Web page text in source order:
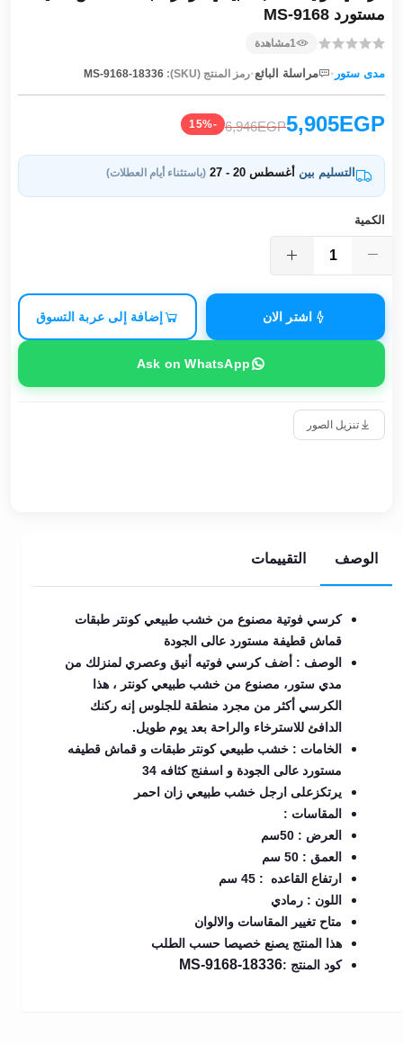
مستورد MS-9168
1مشاهدة
مدى ستور · مراسلة البائع·رمز المنتج (SKU): MS-9168-18336
5,905EGP
6,946EGP
-15%
التسليم بين أغسطس 20 - 27 (باستثناء أيام العطلات)
الكمية
اشتر الان إضافة إلى عربة التسوق
Ask on WhatsApp
تنزيل الصور
الوصف التقييمات
كرسي فوتية مصنوع من خشب طبيعي كونتر طبقات
قماش قطيفة مستورد عالى الجودة
الوصف : أضف كرسي فوتيه أنيق وعصري لمنزلك من
مدي ستور، مصنوع من خشب طبيعي كونتر ، هذا
الكرسي أكثر من مجرد منطقة للجلوس إنه ركنك
الدافئ للاسترخاء والراحة بعد يوم طويل.
الخامات : خشب طبيعي كونتر طبقات و قماش قطيفه
مستورد عالى الجودة و اسفنج كثافه 34
يرتكزعلى ارجل خشب طبيعي زان احمر
المقاسات :
العرض : 50سم
العمق : 50 سم
ارتفاع القاعده : 45 سم
اللون : رمادي
متاح تغيير المقاسات والالوان
هذا المنتج يصنع خصيصا حسب الطلب
كود المنتج :MS-9168-18336